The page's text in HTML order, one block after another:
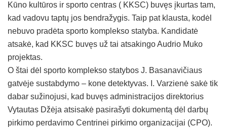
Kūno kultūros ir sporto centras ( KKSC) buvęs įkurtas tam,
kad vadovu taptų jos bendražygis. Taip pat klausta, kodėl
nebuvo pradėta sporto komplekso statyba. Kandidatė
atsakė, kad KKSC buvęs už tai atsakingo Audrio Muko
projektas.
O štai dėl sporto komplekso statybos J. Basanavičiaus
gatvėje sustabdymo – kone detektyvas. I. Varzienė sakė tik
dabar sužinojusi, kad buvęs administracijos direktorius
Vytautas Džėja atsisakė pasirašyti dokumentą dėl darbų
pirkimo perdavimo Centrinei pirkimo organizacijai (CPO).